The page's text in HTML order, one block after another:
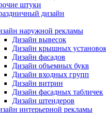
штуки
дизайн
наружной рекламы
Дизайн вывесок
Дизайн крышных
Дизайн фасадов
Дизайн объемных букв
Дизайн входных групп
Дизайн витрин
Дизайн фасадных табличек
Дизайн штендеров
интерьерной рекламы